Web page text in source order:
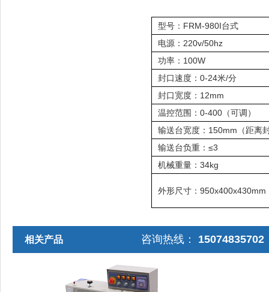
型号：FRM-980I台式
电源：220v/50hz
功率：100W
封口速度：0-24米/分
封口宽度：12mm
温控范围：0-400（可调）
输送台宽度：150mm（距离
输送台负重：≤3
机械重量：34kg
外形尺寸：950x400x430mm
相关产品 咨询热线： 15074835702